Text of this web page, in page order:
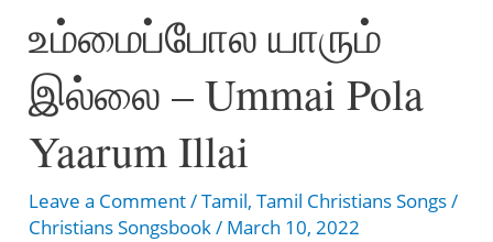
RATCHIPPIN
MAGIMAI
உம்மைப்போல யாரும்
இல்லை – Ummai Pola
Yaarum Illai
Leave a Comment/Tamil,Tamil Christians Songs/
Christians Songsbook/ March 10, 2022